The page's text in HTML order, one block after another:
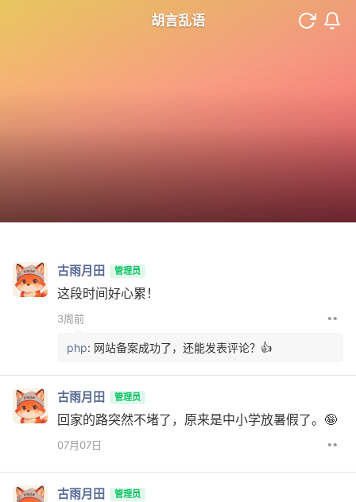
胡言乱语
古雨月田 管理员
这段时间好心累！
3周前 ••
php: 网站备案成功了，还能发表评论？👍
古雨月田 管理员
回家的路突然不堵了，原来是中小学放暑假了。🤪
07月07日 ••
古雨月田 管理员